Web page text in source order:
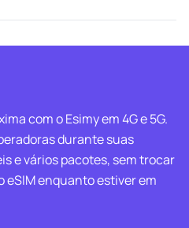
com o Esimy em 4G e 5G.
durante suas
e vários pacotes, sem trocar
eSIM enquanto estiver em